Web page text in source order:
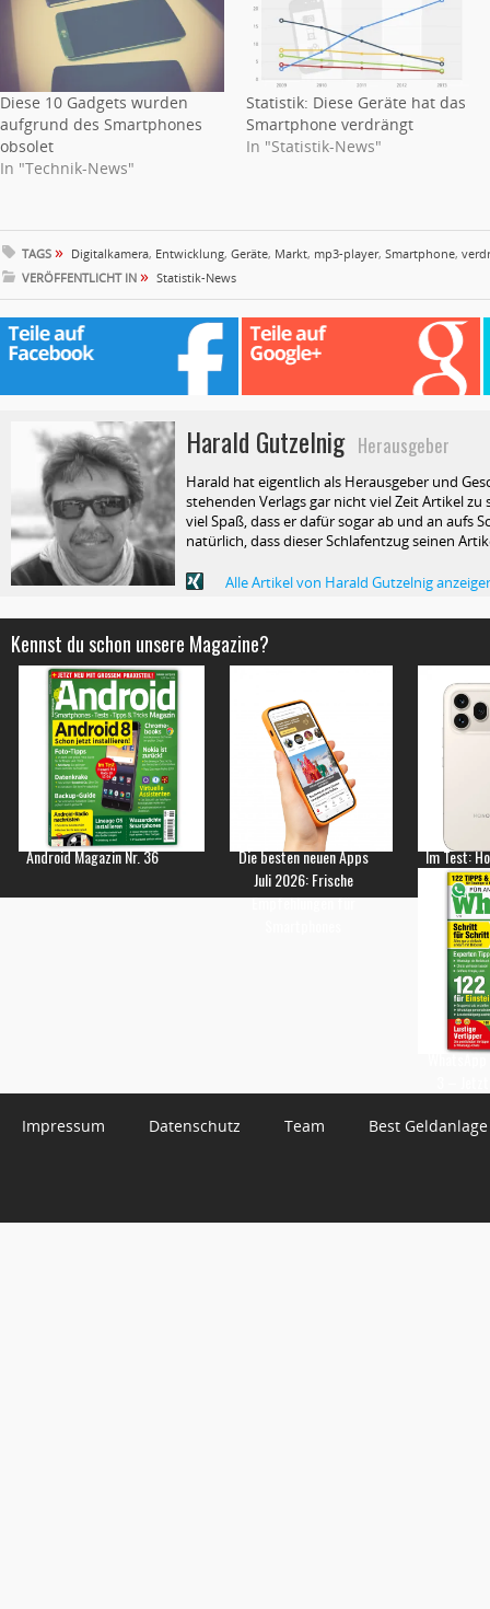
Diese 10 Gadgets wurden
aufgrund des Smartphones
obsolet
In "Technik-News"
Statistik: Diese Geräte hat das
Smartphone verdrängt
In "Statistik-News"
TAGS » Digitalkamera, Entwicklung, Geräte, Markt, mp3-player, Smartphone,
VERÖFFENTLICHT IN » Statistik-News
Harald GutzelnigHerausgeber
Harald hat eigentlich als Herausgeber und
stehenden Verlags gar nicht viel Zeit Artikel
viel Spaß, dass er dafür sogar ab und an aufs
natürlich, dass dieser Schlafentzug seinen
Alle Artikel von Harald Gutzelnig
Kennst du schon unsere Magazine?
Android Magazin Nr. 36
Die besten neuen Apps
Juli 2026: Frische
Empfehlungen für
Im Test:
Impressum Datenschutz Team Best Geldanlage